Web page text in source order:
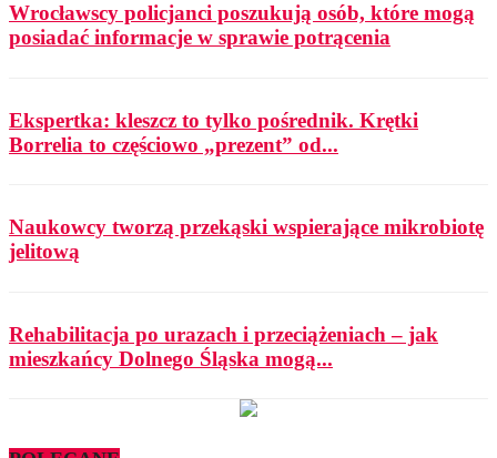
Wrocławscy policjanci poszukują osób, które mogą
posiadać informacje w sprawie potrącenia
Ekspertka: kleszcz to tylko pośrednik. Krętki
Borrelia to częściowo „prezent” od...
Naukowcy tworzą przekąski wspierające mikrobiotę
jelitową
Rehabilitacja po urazach i przeciążeniach – jak
mieszkańcy Dolnego Śląska mogą...